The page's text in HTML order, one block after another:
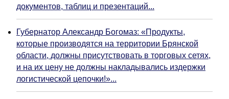
документов, таблиц и презентаций...
Губернатор Александр Богомаз: «Продукты,
которые производятся на территории Брянской
области, должны присутствовать в торговых сетях,
и на их цену не должны накладывались издержки
логистической цепочки!»...